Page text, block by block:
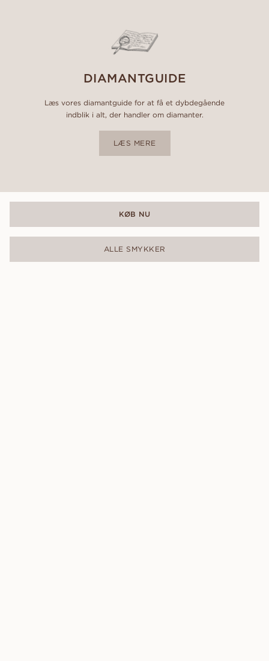
DIAMANTGUIDE
Læs vores diamantguide for at få et dybdegående
indblik i alt, der handler om diamanter.
LÆS MERE
KØB NU
ALLE SMYKKER